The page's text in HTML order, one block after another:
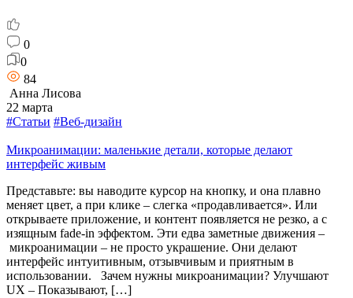
0
0
84
Анна Лисова
22 марта
#Статьи #Веб-дизайн
Микроанимации: маленькие детали, которые делают
интерфейс живым
Представьте: вы наводите курсор на кнопку, и она плавно
меняет цвет, а при клике – слегка «продавливается». Или
открываете приложение, и контент появляется не резко, а с
изящным fade-in эффектом. Эти едва заметные движения –
микроанимации – не просто украшение. Они делают
интерфейс интуитивным, отзывчивым и приятным в
использовании. Зачем нужны микроанимации? Улучшают
UX – Показывают, […]